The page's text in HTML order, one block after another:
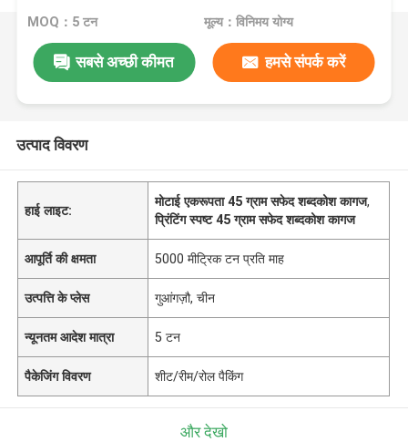
MOQ：5 टन मूल्य：विनिमय योग्य
सबसे अच्छी कीमत हमसे संपर्क करें
उत्पाद विवरण
हाई लाइट:
मोटाई एकरूपता 45 ग्राम सफेद शब्दकोश कागज,
प्रिंटिंग स्पष्ट 45 ग्राम सफेद शब्दकोश कागज
आपूर्ति की क्षमता 5000 मीट्रिक टन प्रति माह
उत्पत्ति के प्लेस गुआंगज़ौ, चीन
न्यूनतम आदेश मात्रा 5 टन
पैकेजिंग विवरण शीट/रीम/रोल पैकिंग
और देखो